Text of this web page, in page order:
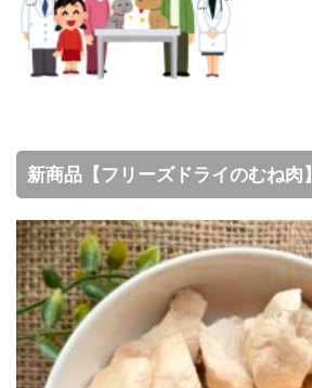
新商品【フリーズドライのむね肉】